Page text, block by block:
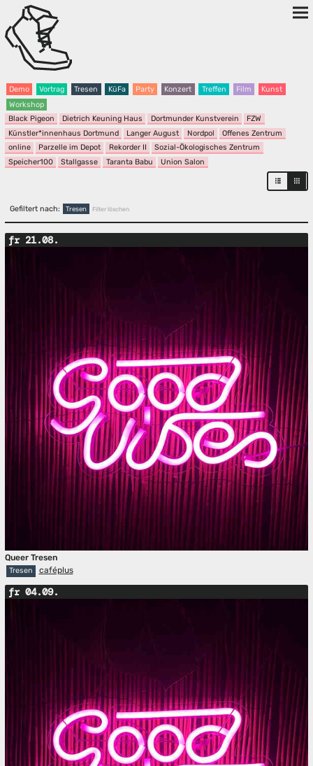
Demo Vortrag Tresen KüFa Party Konzert Treffen Film
Kunst
Workshop
Black Pigeon
Dietrich Keuning Haus Dortmunder Kunstverein
FZW
Künstler*innenhaus Dortmund
Langer August Nordpol
Offenes Zentrum
online
Parzelle im Depot Rekorder II
Sozial-Ökologisches Zentrum
Speicher100
Stallgasse Taranta Babu Union Salon
Gefiltert nach: Tresen Filter löschen
fr 21.08.
Queer Tresen
Tresen caféplus
fr 04.09.